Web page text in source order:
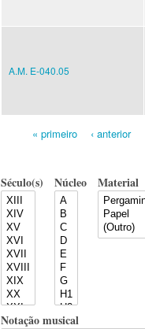
A.M. E-040.05
« primeiro ‹ anterior
Século(s) Núcleo Material
Notação musical